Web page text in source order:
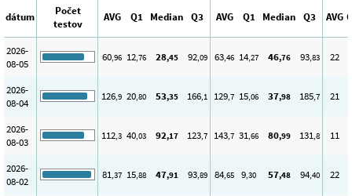
dátum
Počet
testov
AVG Q1 Median Q3 AVG Q1 Median Q3 AVG
2026-
08-05
60,96 12,76 28,45 92,09 63,46 14,27 46,76 93,83 22
2026-
08-04
126,9 20,80 53,35 166,1 129,7 15,06 37,98 185,7 21
2026-
08-03
112,3 40,03 92,17 123,7 143,7 31,66 80,99 131,8 11
2026-
08-02
81,37 15,88 47,91 93,89 84,65 9,30 57,48 94,40 22